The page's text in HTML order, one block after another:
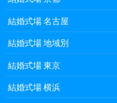
結婚式場 名古屋
結婚式場 地域別
結婚式場 東京
結婚式場 横浜